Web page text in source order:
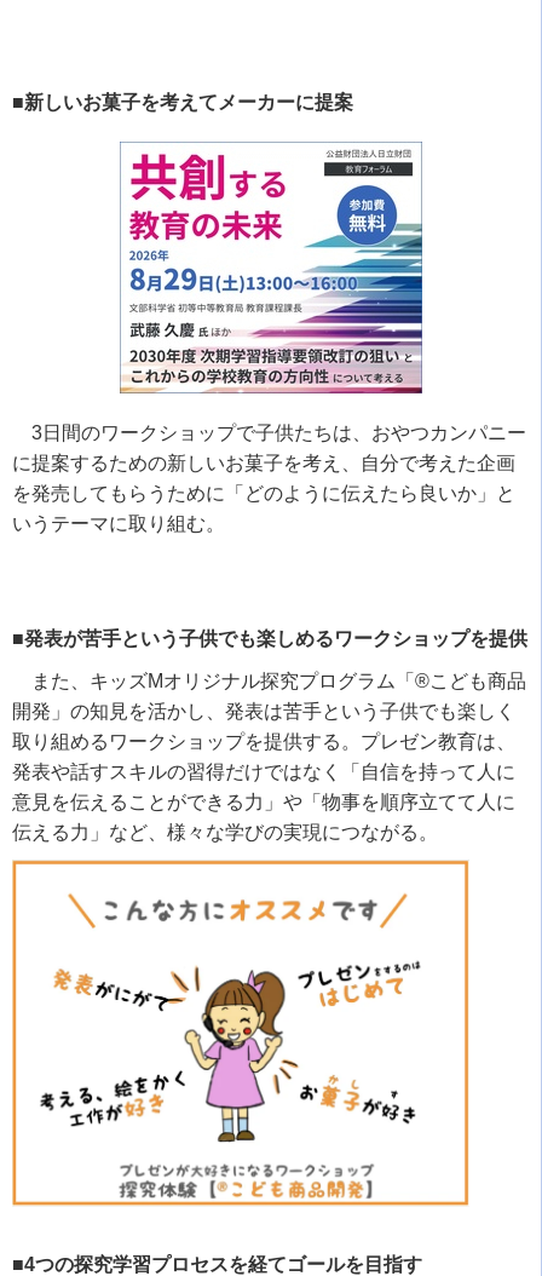
■新しいお菓子を考えてメーカーに提案
3日間のワークショップで子供たちは、おやつカンパニー
に提案するための新しいお菓子を考え、自分で考えた企画
を発売してもらうために「どのように伝えたら良いか」と
いうテーマに取り組む。
■発表が苦手という子供でも楽しめるワークショップを提供
また、キッズMオリジナル探究プログラム「 ®こども商品
開発」の知見を活かし、発表は苦手という子供でも楽しく
取り組めるワークショップを提供する。プレゼン教育は、
発表や話すスキルの習得だけではなく「自信を持って人に
意見を伝えることができる力」や「物事を順序立てて人に
伝える力」など、様々な学びの実現につながる。
■4つの探究学習プロセスを経てゴールを目指す